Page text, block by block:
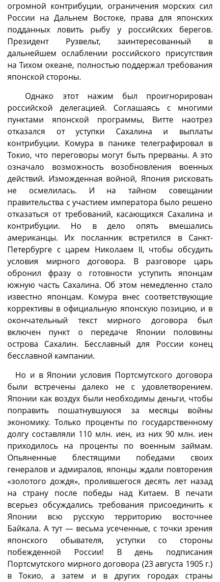
огромной контрибуции, ограничения морских сил
России на Дальнем Востоке, права для японских
подданных ловить рыбу у российских берегов.
Президент Рузвельт, заинтересованный в
дальнейшем ослаблении российского присутствия
на Тихом океане, полностью поддержал требования
японской стороны.
Однако этот нажим был проигнорирован
российской делегацией. Соглашаясь с многими
пунктами японской программы, Витте наотрез
отказался от уступки Сахалина и выплаты
контрибуции. Комура в панике телеграфировал в
Токио, что переговоры могут быть прерваны. А это
означало возможность возобновления военных
действий. Изможденная войной, Япония рисковать
не осмелилась. И на тайном совещании
правительства с участием императора было решено
отказаться от требований, касающихся Сахалина и
контрибуции. Но в дело опять вмешались
американцы. Их посланник встретился в Санкт-
Петербурге с царем Николаем II, чтобы обсудить
условия мирного договора. В разговоре царь
обронил фразу о готовности уступить японцам
южную часть Сахалина. Об этом немедленно стало
известно японцам. Комура внес соответствующие
коррективы в официальную японскую позицию, и в
окончательный текст мирного договора был
включен пункт о передаче Японии половины
острова Сахалин. Бесславный для России конец
бесславной кампании.
Но и в Японии условия Портсмутского договора
были встречены далеко не с удовлетворением.
Японии как воздух были необходимы деньги, чтобы
поправить пошатнувшуюся за месяцы войны
экономику. Только проценты по государственному
долгу составляли 110 млн. иен, из них 90 млн. иен
приходилось на проценты по военным займам.
Опьяненные блестящими победами своих
генералов и адмиралов, японцы ждали повторения
«золотого дождя», пролившегося десять лет назад
на страну после победы над Китаем. В печати
всерьез обсуждались требования присоединить к
Японии всю русскую территорию восточнее
Байкала. А тут — весьма усеченные, с точки зрения
японского обывателя, уступки со стороны
побежденной России! В день подписания
Портсмутского мирного договора (23 августа 1905 г.)
в Токио, а затем и в других городах страны